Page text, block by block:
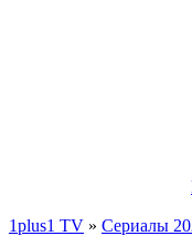
1plus1 TV » Сериалы